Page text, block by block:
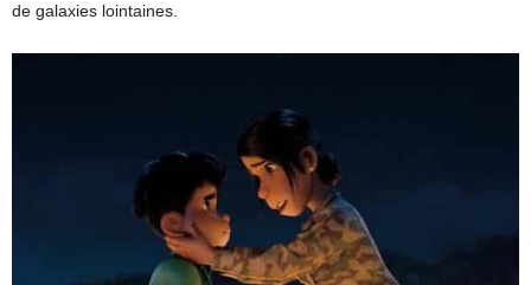
de galaxies lointaines.